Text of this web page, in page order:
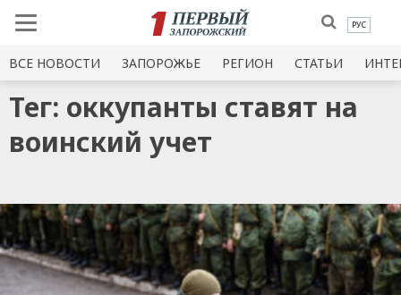
РУС
ВСЕ НОВОСТИ ЗАПОРОЖЬЕ РЕГИОН СТАТЬИ
Тег: оккупанты ставят на
воинский учет